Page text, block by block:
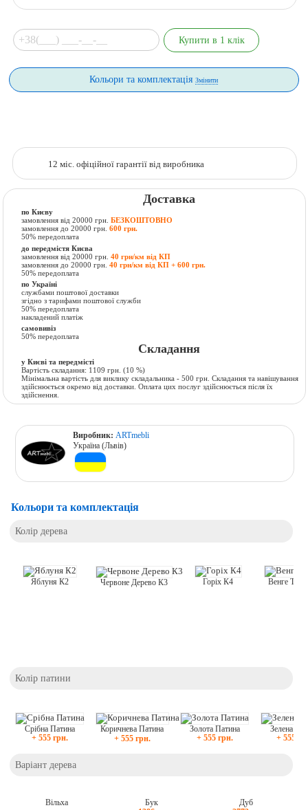
Кольори та комплектаціяЗмінити
12 міс. офіційної гарантії від виробника
Доставка
по Києву
замовлення від 20000 грн.БЕЗКОШТОВНО
замовлення до 20000 грн.600 грн.
50% передоплата
до передмістя Києва
замовлення від 20000 грн.40 грн/км від КП
замовлення до 20000 грн.40 грн/км від КП + 600 грн.
50% передоплата
по Україні
службами поштової доставки
згідно з тарифами поштової служби
50% передоплата
накладений платіж
самовивіз
50% передоплата
Складання
у Києві та передмісті
Вартість складання: 1109 грн. (10 %)
Мінімальна вартість для виклику складальника - 500 грн. Складання та навішування
здійснюється окремо від доставки. Оплата цих послуг здійснюється після їх
здійснення.
Виробник:ARTmebli
Україна (Львів)
Кольори та комплектація
Колір дерева
Яблуня К2 Червоне Дерево К3 Горіх К4 Венге
Колір патини
Срібна Патина
+ 555 грн.
Коричнева Патина
+ 555 грн.
Золота Патина
+ 555 грн.
Зелена
+ 555
Варіант дерева
Вільха
Бук
Дуб